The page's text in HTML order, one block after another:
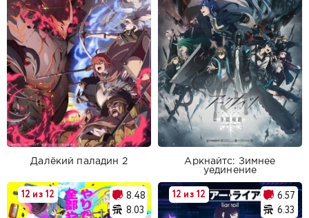
Далёкий паладин 2
Аркнайтс: Зимнее
уединение
12 из 12
8.48
8.03
12 из 12
6.57
6.33